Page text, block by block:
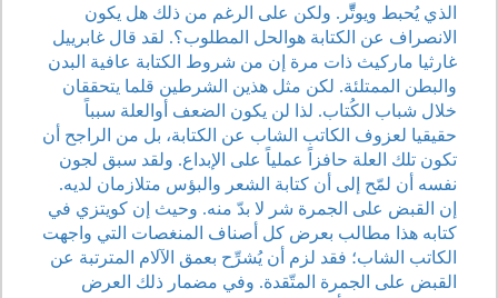
الذي يُحبط ويوتِّّر. ولكن على الرغم من ذلك هل يكون
الانصراف عن الكتابة هوالحل المطلوب؟. لقد قال غابرييل
غارثيا ماركيث ذات مرة إن من شروط الكتابة عافية البدن
والبطن الممتلئة. لكن مثل هذين الشرطين قلما يتحققان
خلال شباب الكُتاب. لذا لن يكون الضعف أوالعلة سبباً
حقيقيا لعزوف الكاتب الشاب عن الكتابة، بل من الراجح أن
تكون تلك العلة حافزاً عملياً على الإبداع. ولقد سبق لجون
نفسه أن لمّح إلى أن كتابة الشعر والبؤس متلازمان لديه.
إن القبض على الجمرة شر لا بدّ منه. وحيث إن كويتزي في
كتابه هذا مطالب بعرض كل أصناف المنغصات التي واجهت
الكاتب الشاب؛ فقد لزم أن يُشرِّح بعمق الآلام المترتبة عن
القبض على الجمرة المتّقدة. وفي مضمار ذلك العرض